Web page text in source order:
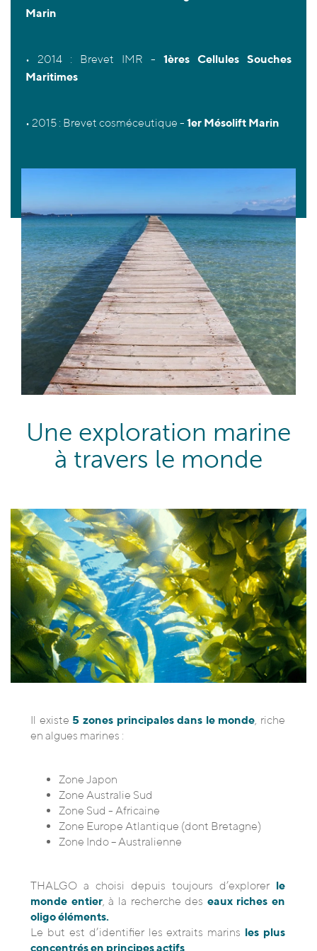
Marin
• 2014 : Brevet IMR - 1ères Cellules Souches
Maritimes
• 2015 : Brevet cosméceutique - 1er Mésolift Marin
Une exploration marine
à travers le monde
Il existe 5 zones principales dans le monde , riche
en algues marines :
Zone Japon
Zone Australie Sud
Zone Sud - Africaine
Zone Europe Atlantique (dont Bretagne)
Zone Indo – Australienne
THALGO a choisi depuis toujours d’explorer le
monde entier, à la recherche des eaux riches en
oligo éléments.
Le but est d’identifier les extraits marins les plus
concentrés en principes actifs